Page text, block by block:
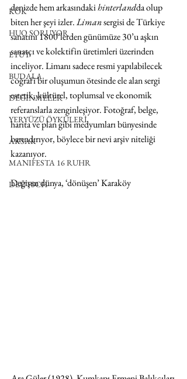
KÖK
HUO SORUYOR
ETÜT
BUDALA
DEĞİNMELER
YERYÜZÜ ÖYKÜLERİ
AKSAK
MANIFESTA 16 RUHR
DEUTSCH
denizde hem arkasındaki hinterlandda olup
biten her şeyi izler. Liman sergisi de Türkiye
sanatını 1800’lerden günümüze 30’u aşkın
sanatçı ve kolektifin üretimleri üzerinden
inceliyor. Limanı sadece resmi yapılabilecek
coğrafi bir oluşumun ötesinde ele alan sergi
estetik, kültürel, toplumsal ve ekonomik
referanslarla zenginleşiyor. Fotoğraf, belge,
harita ve plan gibi medyumları bünyesinde
barındırıyor, böylece bir nevi arşiv niteliği
kazanıyor.
Değişen dünya, ‘dönüşen’ Karaköy